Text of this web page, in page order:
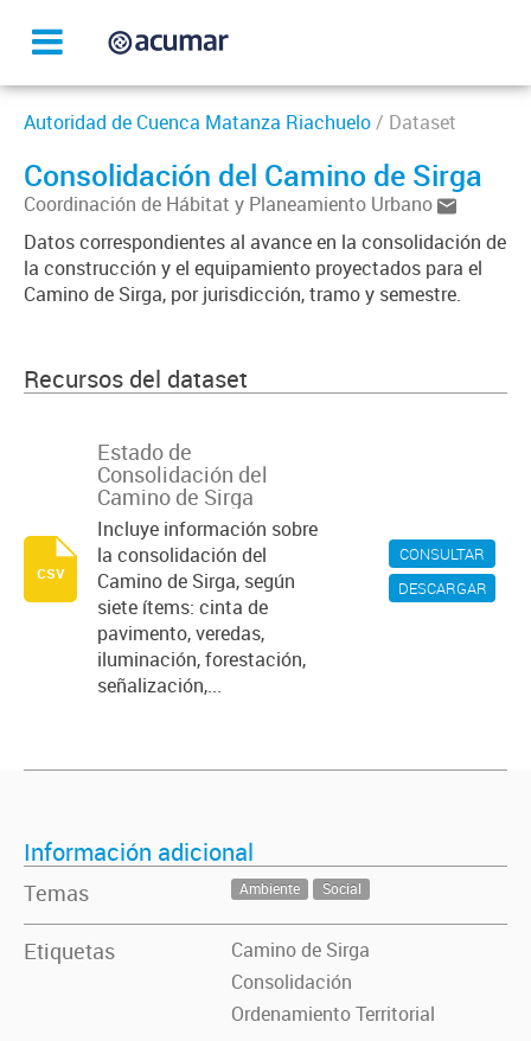
Autoridad de Cuenca Matanza Riachuelo/ Dataset
Consolidación del Camino de Sirga
Coordinación de Hábitat y Planeamiento Urbano
Datos correspondientes al avance en la consolidación de
la construcción y el equipamiento proyectados para el
Camino de Sirga, por jurisdicción, tramo y semestre.
Recursos del dataset
CONSULTAR
DESCARGAR
Estado de
Consolidación del
Camino de Sirga
Incluye información sobre
la consolidación del
Camino de Sirga, según
siete ítems: cinta de
pavimento, veredas,
iluminación, forestación,
señalización,...
csv
Información adicional
Temas Ambiente Social
Etiquetas
Camino de Sirga
Consolidación
Ordenamiento Territorial